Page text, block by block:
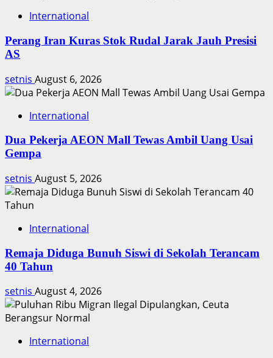
Akur
Duduk
Gideon
International
Perang Iran Kuras Stok Rudal Jarak Jauh Presisi
AS
setnis August 6, 2026
International
Dua Pekerja AEON Mall Tewas Ambil Uang Usai
Gempa
setnis August 5, 2026
International
Remaja Diduga Bunuh Siswi di Sekolah Terancam
40 Tahun
setnis August 4, 2026
International